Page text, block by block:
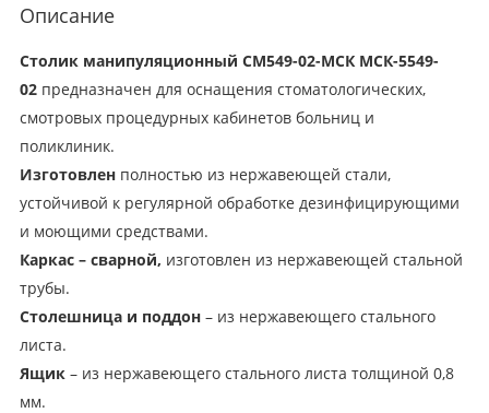
Описание
Столик манипуляционный СМ549-02-МСК МСК-5549-
02 предназначен для оснащения стоматологических,
смотровых процедурных кабинетов больниц и
поликлиник.
Изготовлен полностью из нержавеющей стали,
устойчивой к регулярной обработке дезинфицирующими
и моющими средствами.
Каркас – сварной, изготовлен из нержавеющей стальной
трубы.
Столешница и поддон – из нержавеющего стального
листа.
Ящик – из нержавеющего стального листа толщиной 0,8
мм.